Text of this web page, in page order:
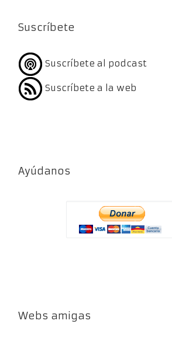
Suscríbete
Suscríbete al podcast
Suscríbete a la web
Ayúdanos
Webs amigas